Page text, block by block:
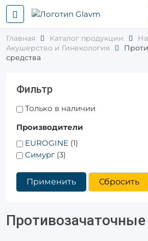
Главная Каталог продукции
Акушерство и Гинекология
средства
Фильтр
Только в наличии
Производители
EUROGINE (1)
Симург (3)
Применить Сбросить